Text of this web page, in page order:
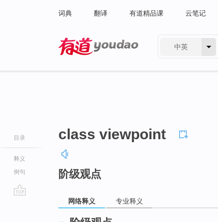
词典 翻译 有道精品课 云笔记
中英
目录
释义
例句
class viewpoint
阶级观点
网络释义 专业释义